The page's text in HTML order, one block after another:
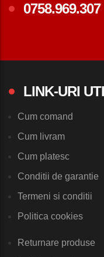
0758.969.307
LINK-URI
Cum comand
Cum livram
Cum platesc
Conditii de garantie
Termeni si conditii
Politica cookies
Returnare produse